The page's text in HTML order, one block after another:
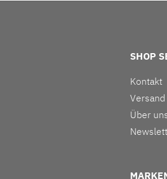
SHOP
Kontakt
Über